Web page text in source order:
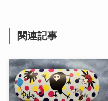
関連記事